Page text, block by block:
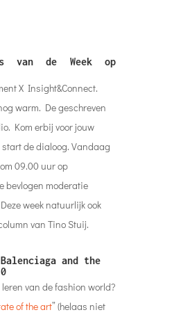
van de Week op
X Insight&Connect.
warm. De geschreven
Kom erbij voor jouw
de dialoog. Vandaag
09.00 uur op
bevlogen moderatie
week natuurlijk ook
van Tino Stuij.
and the
van de fashion world?
of the art” (helaas niet